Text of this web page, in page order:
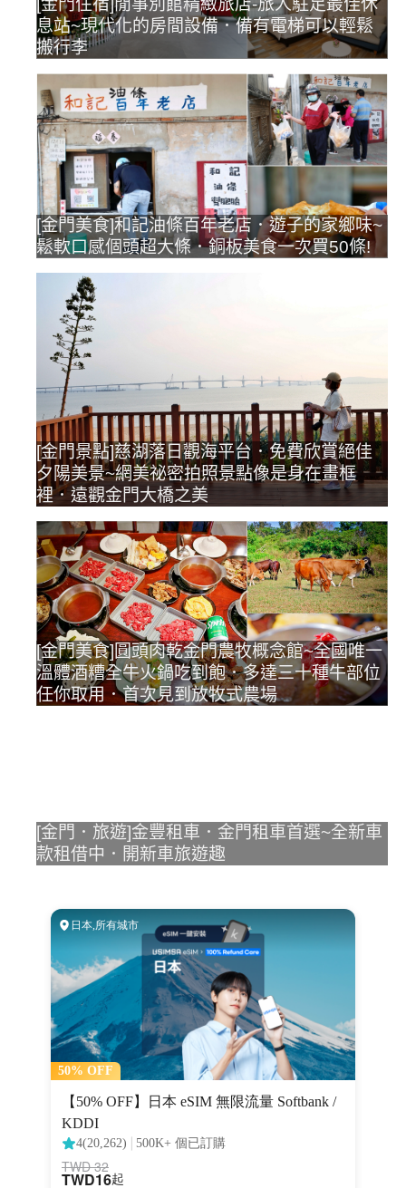
[金門住宿]閒事別館精緻旅店-旅人駐足最佳休
息站~現代化的房間設備．備有電梯可以輕鬆
搬行李
[金門美食]和記油條百年老店．遊子的家鄉味~
鬆軟口感個頭超大條．銅板美食一次買50條!
[金門景點]慈湖落日觀海平台．免費欣賞絕佳
夕陽美景~網美祕密拍照景點像是身在畫框
裡．遠觀金門大橋之美
[金門美食]圓頭肉乾金門農牧概念館~全國唯一
溫體酒糟全牛火鍋吃到飽．多達三十種牛部位
任你取用．首次見到放牧式農場
[金門．旅遊]金豐租車．金門租車首選~全新車
款租借中．開新車旅遊趣